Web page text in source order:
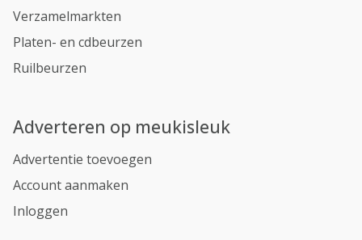
Verzamelmarkten
Platen- en cdbeurzen
Ruilbeurzen
Adverteren op meukisleuk
Advertentie toevoegen
Account aanmaken
Inloggen